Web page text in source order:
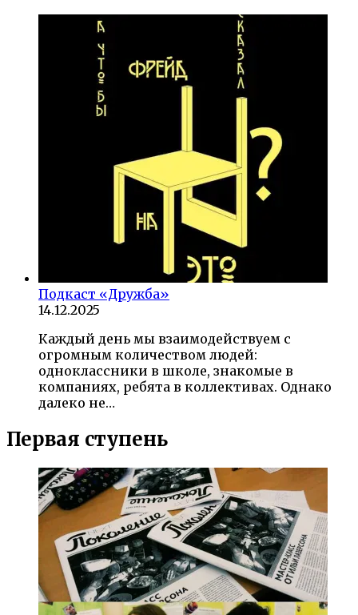
Подкаст «Дружба»
14.12.2025
Каждый день мы взаимодействуем с
огромным количеством людей:
одноклассники в школе, знакомые в
компаниях, ребята в коллективах. Однако
далеко не…
Первая ступень